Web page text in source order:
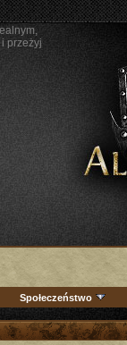
przeżyj
Społeczeństwo